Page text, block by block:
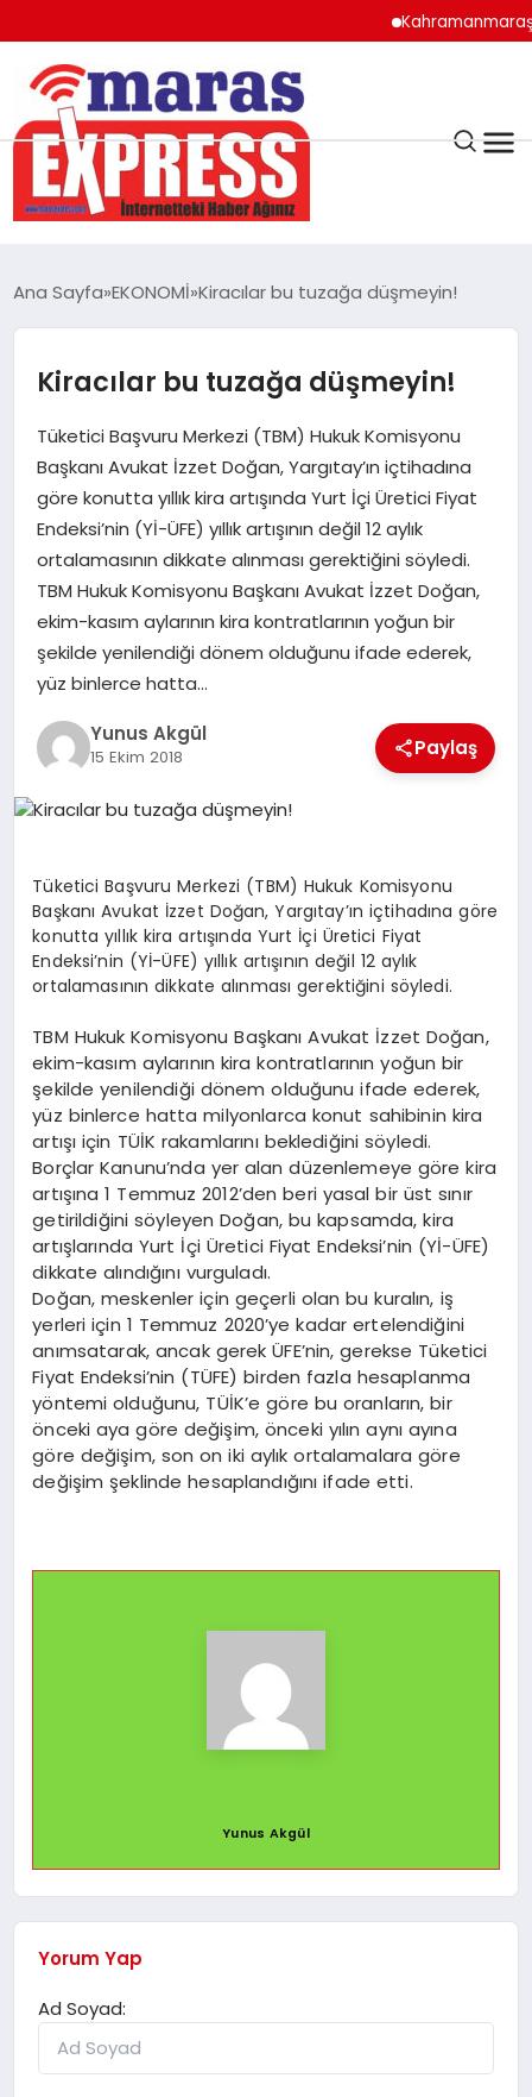
Kahramanmaraş’ta
K.MARAŞ
AFŞİN
ÇAĞLAYANCERİT
BİZE ULAŞIN
GÖKSUN
TÜRKOĞLU
PAZARCIK
KÜNYE
NURHAK
Ana Sayfa EKONOMİ Kiracılar bu tuzağa düşmeyin!
Kiracılar bu tuzağa düşmeyin!
Tüketici Başvuru Merkezi (TBM) Hukuk Komisyonu
Başkanı Avukat İzzet Doğan, Yargıtay’ın içtihadına
göre konutta yıllık kira artışında Yurt İçi Üretici Fiyat
Endeksi’nin (Yİ-ÜFE) yıllık artışının değil 12 aylık
ortalamasının dikkate alınması gerektiğini söyledi.
TBM Hukuk Komisyonu Başkanı Avukat İzzet Doğan,
ekim-kasım aylarının kira kontratlarının yoğun bir
şekilde yenilendiği dönem olduğunu ifade ederek,
yüz binlerce hatta…
Yunus Akgül
15 Ekim 2018 Paylaş
Tüketici Başvuru Merkezi (TBM) Hukuk Komisyonu
Başkanı Avukat İzzet Doğan, Yargıtay’ın içtihadına göre
konutta yıllık kira artışında Yurt İçi Üretici Fiyat
Endeksi’nin (Yİ-ÜFE) yıllık artışının değil 12 aylık
ortalamasının dikkate alınması gerektiğini söyledi.
TBM Hukuk Komisyonu Başkanı Avukat İzzet Doğan,
ekim-kasım aylarının kira kontratlarının yoğun bir
şekilde yenilendiği dönem olduğunu ifade ederek,
yüz binlerce hatta milyonlarca konut sahibinin kira
artışı için TÜİK rakamlarını beklediğini söyledi.
Borçlar Kanunu’nda yer alan düzenlemeye göre kira
artışına 1 Temmuz 2012’den beri yasal bir üst sınır
getirildiğini söyleyen Doğan, bu kapsamda, kira
artışlarında Yurt İçi Üretici Fiyat Endeksi’nin (Yİ-ÜFE)
dikkate alındığını vurguladı.
Doğan, meskenler için geçerli olan bu kuralın, iş
yerleri için 1 Temmuz 2020’ye kadar ertelendiğini
anımsatarak, ancak gerek ÜFE’nin, gerekse Tüketici
Fiyat Endeksi’nin (TÜFE) birden fazla hesaplanma
yöntemi olduğunu, TÜİK’e göre bu oranların, bir
önceki aya göre değişim, önceki yılın aynı ayına
göre değişim, son on iki aylık ortalamalara göre
değişim şeklinde hesaplandığını ifade etti.
Yunus Akgül
Yorum Yap
Ad Soyad: